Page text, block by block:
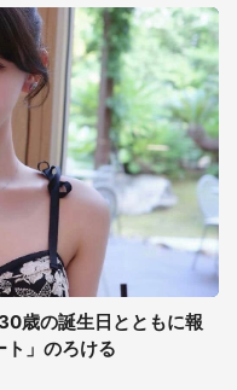
歳の誕生日とともに報
ト」のろける